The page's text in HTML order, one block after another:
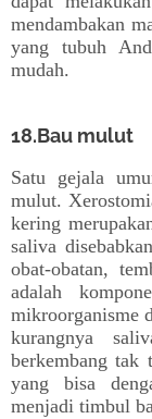
mendambakan
yang tubuh
mudah.
18.Bau mulut
Satu gejala
mulut.
kering
saliva
obat-obatan,
adalah
mikroorganisme
kurangnya
berkembang
yang bisa
menjadi timbul